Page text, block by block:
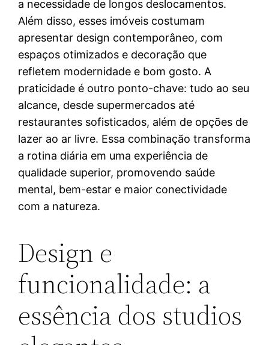
a necessidade de longos deslocamentos.
Além disso, esses imóveis costumam
apresentar design contemporâneo, com
espaços otimizados e decoração que
refletem modernidade e bom gosto. A
praticidade é outro ponto-chave: tudo ao seu
alcance, desde supermercados até
restaurantes sofisticados, além de opções de
lazer ao ar livre. Essa combinação transforma
a rotina diária em uma experiência de
qualidade superior, promovendo saúde
mental, bem-estar e maior conectividade
com a natureza.
Design e
funcionalidade: a
essência dos studios